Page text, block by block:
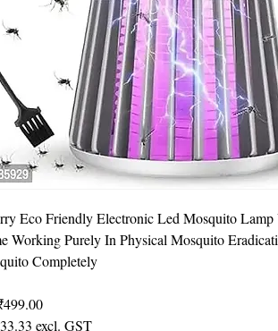
Eco Friendly Electronic Led Mosquito
Working Purely In Physical Mosquito
Completely
excl. GST